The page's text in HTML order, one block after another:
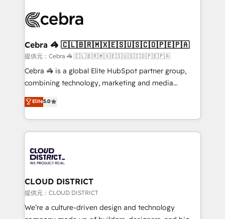
implementations, and 5,000+ pages ✨ CS: Clients
CS: 245% organic growth & +751% new visitors for a
full-funnel HubSpot project ✨ CS: 415% conversion
boost with a new HubSpot site Recognized leaders:
🏆 HubSpot Platform Migration Impact Award 🏆
Inbound Campaign of the Year 🏆 Gold AVA Digital
Award for Best Website 🌟 Accreditations: CRM
Cebra 🦓 🇨🇱🇧🇷🇲🇽🇪🇸🇺🇸🇨🇴🇵🇪🇵🇦
提供元：Cebra 🦓 🇨🇱🇧🇷🇲🇽🇪🇸🇺🇸🇨🇴🇵🇪🇵🇦
Cebra 🦓 is a global Elite HubSpot partner group,
combining technology, marketing and media
expertise across Latin America and Southern
Europe, with teams across 7 countries. Born in Chile,
we combine local insight with international reach to
help businesses grow through technology, creativity,
500+ HubSpot implementations, building end-to-
end solutions that integrate CRM, AI automation,
inbound and loop marketing, content, and digital
creativity. Our multicultural team works in Spanish,
Portuguese, and English to design scalable strategies
that drive measurable growth. 🌎 Highlights: • 10+
Elite5.0
CLOUD DISTRICT
提供元：CLOUD DISTRICT
We’re a culture-driven design and technology